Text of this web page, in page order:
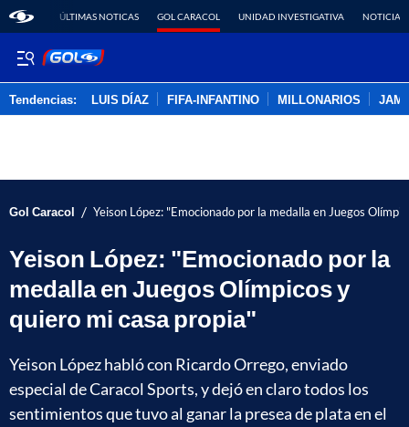
ÚLTIMAS NOTICAS GOL CARACOL UNIDAD INVESTIGATIVA NOTICIAS
Tendencias: LUIS DÍAZ FIFA-INFANTINO MILLONARIOS
Gol Caracol / Yeison López: "Emocionado por la medalla en Juegos
Yeison López: "Emocionado por la
medalla en Juegos Olímpicos y
quiero mi casa propia"
Yeison López habló con Ricardo Orrego, enviado
especial de Caracol Sports, y dejó en claro todos los
sentimientos que tuvo al ganar la presea de plata en el